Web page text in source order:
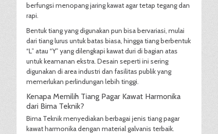
berfungsi menopang jaring kawat agar tetap tegang dan
rapi.
Bentuk tiang yang digunakan pun bisa bervariasi, mulai
dari tiang lurus untuk batas biasa, hingga tiang berbentuk
“L” atau “Y” yang dilengkapi kawat duri di bagian atas
untuk keamanan ekstra. Desain seperti ini sering
digunakan di area industri dan fasilitas publik yang
memerlukan perlindungan lebih tinggi.
Kenapa Memilih Tiang Pagar Kawat Harmonika
dari Bima Teknik?
Bima Teknik menyediakan berbagai jenis tiang pagar
kawat harmonika dengan material galvanis terbaik.